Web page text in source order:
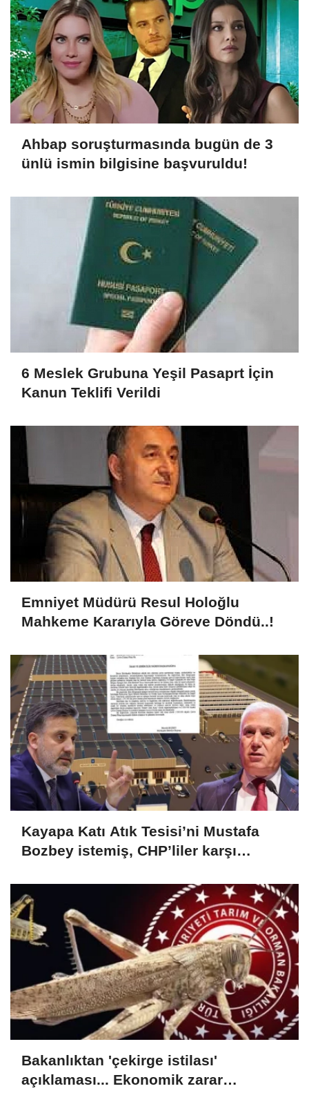
Ahbap soruşturmasında bugün de 3
ünlü ismin bilgisine başvuruldu!
6 Meslek Grubuna Yeşil Pasaprt İçin
Kanun Teklifi Verildi
Emniyet Müdürü Resul Holoğlu
Mahkeme Kararıyla Göreve Döndü..!
Kayapa Katı Atık Tesisi’ni Mustafa
Bozbey istemiş, CHP’liler karşı
Bakanlıktan 'çekirge istilası'
açıklaması... Ekonomik zarar